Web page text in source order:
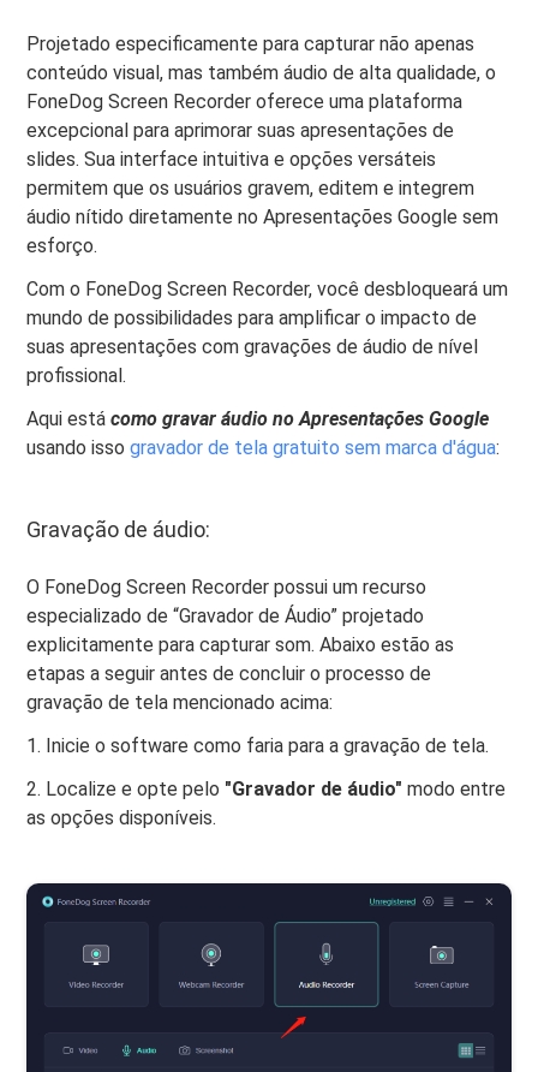
Projetado especificamente para capturar não apenas
conteúdo visual, mas também áudio de alta qualidade, o
FoneDog Screen Recorder oferece uma plataforma
excepcional para aprimorar suas apresentações de
slides. Sua interface intuitiva e opções versáteis
permitem que os usuários gravem, editem e integrem
áudio nítido diretamente no Apresentações Google sem
esforço.
Com o FoneDog Screen Recorder, você desbloqueará um
mundo de possibilidades para amplificar o impacto de
suas apresentações com gravações de áudio de nível
profissional.
Aqui estácomo gravar áudio no Apresentações Google
usando issogravador de tela gratuito sem marca d'água:
Gravação de áudio:
O FoneDog Screen Recorder possui um recurso
especializado de “Gravador de Áudio” projetado
explicitamente para capturar som. Abaixo estão as
etapas a seguir antes de concluir o processo de
gravação de tela mencionado acima:
1. Inicie o software como faria para a gravação de tela.
2. Localize e opte pelo "Gravador de áudio" modo entre
as opções disponíveis.